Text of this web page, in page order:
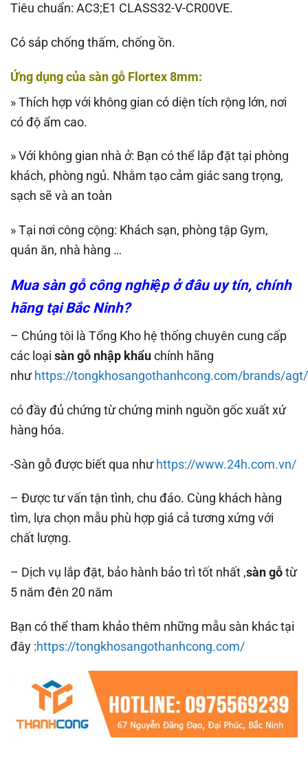
Tiêu chuẩn: AC3;E1 CLASS32-V-CR00VE.
Có sáp chống thấm, chống ồn.
Ứng dụng của sàn gỗ Flortex 8mm:
» Thích hợp với không gian có diện tích rộng lớn, nơi
có độ ẩm cao.
» Với không gian nhà ở: Bạn có thể lắp đặt tại phòng
khách, phòng ngủ. Nhằm tạo cảm giác sang trọng,
sạch sẽ và an toàn
» Tại nơi công cộng: Khách sạn, phòng tập Gym,
quán ăn, nhà hàng …
Mua sàn gỗ công nghiệp ở đâu uy tín, chính
hãng tại Bắc Ninh?
– Chúng tôi là Tổng Kho hệ thống chuyên cung cấp
các loại sàn gỗ nhập khẩuchính hãng
như https://tongkhosangothanhcong.com/brands/agt/
có đầy đủ chứng từ chứng minh nguồn gốc xuất xứ
hàng hóa.
-Sàn gỗ được biết qua nhưhttps://www.24h.com.vn/
– Được tư vấn tận tình, chu đáo. Cùng khách hàng
tìm, lựa chọn mẫu phù hợp giá cả tương xứng với
chất lượng.
– Dịch vụ lắp đặt, bảo hành bảo trì tốt nhất ,sàn gỗtừ
5 năm đên 20 năm
Bạn có thể tham khảo thêm những mẫu sàn khác tại
đây :https://tongkhosangothanhcong.com/